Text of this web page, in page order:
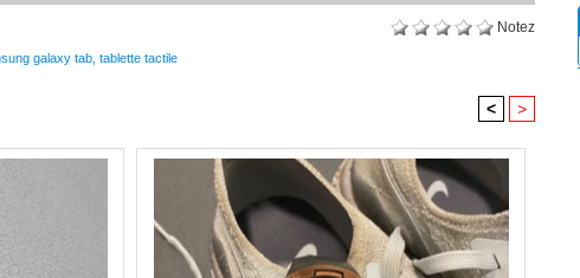
Notez
galaxy tab tablette tactile
< >